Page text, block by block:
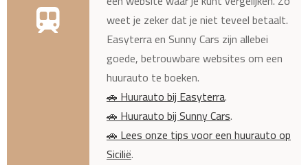
weet je zeker dat je niet teveel betaalt.
Easyterra en Sunny Cars zijn allebei
goede, betrouwbare websites om een
huurauto te boeken.
🚗 Huurauto bij Easyterra.
🚗 Huurauto bij Sunny Cars.
🚗 Lees onze tips voor een huurauto op
Sicilië.